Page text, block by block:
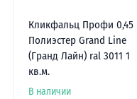
Кликфальц Профи 0,45
Полиэстер Grand Line
(Гранд Лайн) ral 3011 1
кв.м.
В наличии